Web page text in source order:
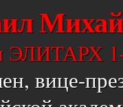
ЭЛИТАРХ
вице-